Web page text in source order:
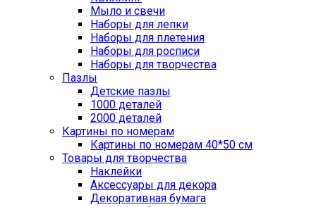
Мыло и свечи
Наборы для лепки
Наборы для плетения
Наборы для росписи
Наборы для творчества
Пазлы
Детские пазлы
1000 деталей
2000 деталей
Картины по номерам
Картины по номерам 40*50 см
Товары для творчества
Наклейки
Аксессуары для декора
Декоративная бумага